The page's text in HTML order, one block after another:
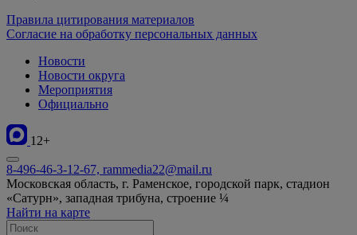
Правила цитирования материалов
Согласие на обработку персональных данных
Новости
Новости округа
Мероприятия
Официально
12+
8-496-46-3-12-67, rammedia22@mail.ru
Московская область, г. Раменское, городской парк, стадион
«Сатурн», западная трибуна, строение ¼
Найти на карте